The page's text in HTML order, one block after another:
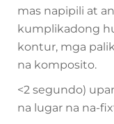
mas napipili at
kumplikadong
kontur, mga
na komposito.
<2 segundo)
na lugar na na-